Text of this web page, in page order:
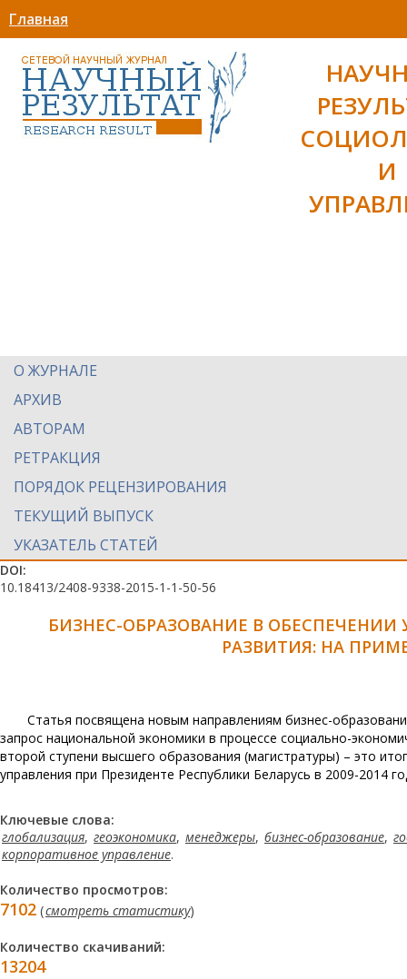
Главная
И
О ЖУРНАЛЕ
АРХИВ
АВТОРАМ
РЕТРАКЦИЯ
ПОРЯДОК РЕЦЕНЗИРОВАНИЯ
ТЕКУЩИЙ ВЫПУСК
УКАЗАТЕЛЬ СТАТЕЙ
DOI:
10.18413/2408-9338-2015-1-1-50-56
БИЗНЕС-ОБРАЗОВАНИЕ В
РАЗВИТИЯ: НА
Статья посвящена новым направлениям бизнес-
запрос национальной экономики в процессе социально-
второй ступени высшего образования (магистратуры) – это
управления при Президенте Республики Беларусь в 2009-2014
Ключевые слова:
глобализация, геоэкономика, менеджеры, бизнес-образование,
корпоративное управление.
Количество просмотров:
7102 (смотреть статистику)
Количество скачиваний:
13204